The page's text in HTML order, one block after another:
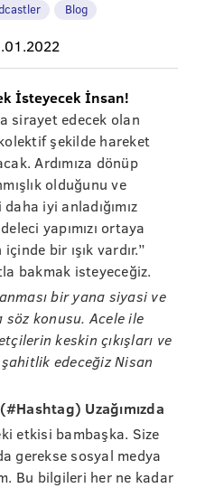
Blog
İsteyecek İnsan!
sirayet edecek olan
şekilde hareket
Ardımıza dönüp
olduğunu ve
iyi anladığımız
yapımızı ortaya
bir ışık vardır.”
bakmak isteyeceğiz.
bir yana siyasi ve
konusu. Acele ile
keskin çıkışları ve
edeceğiz Nisan
Uzağımızda
etkisi bambaşka. Size
gerekse sosyal medya
Bu bilgileri her ne kadar